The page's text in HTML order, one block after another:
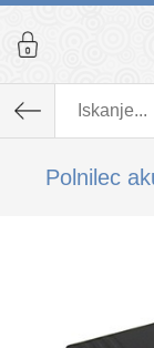
Polnilec
priporočamo tudi...